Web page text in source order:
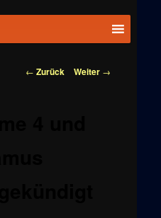
Beitragsnavigation
← Zurück Weiter →